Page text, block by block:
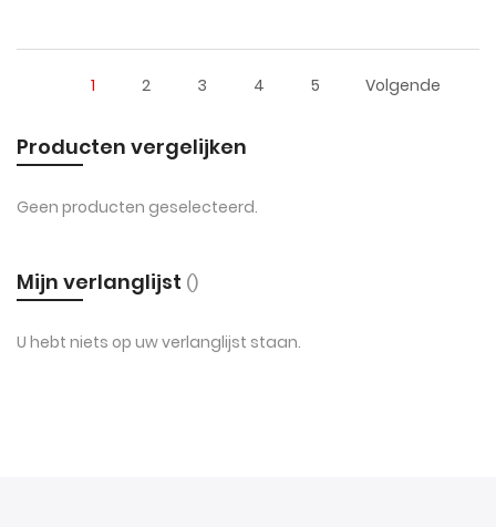
1 2 3 4 5 Volgende
Producten vergelijken
Geen producten geselecteerd.
Mijn verlanglijst
U hebt niets op uw verlanglijst staan.